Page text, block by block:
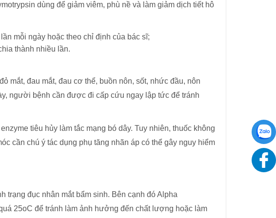
dùng để giảm viêm, phù nề và làm giảm dịch tiết hô
mỗi ngày hoặc theo chỉ định của bác sĩ;
thành nhiều lần.
mắt, đau mắt, đau cơ thể, buồn nôn, sốt, nhức đầu, nôn
người bệnh cần được đi cấp cứu ngay lập tức để tránh
tiêu hủy làm tắc mạng bó dây. Tuy nhiên, thuốc không
cần chú ý tác dụng phụ tăng nhãn áp có thể gây nguy hiểm
trạng đục nhân mắt bẩm sinh. Bên cạnh đó Alpha
25oC để tránh làm ảnh hưởng đến chất lượng hoặc làm